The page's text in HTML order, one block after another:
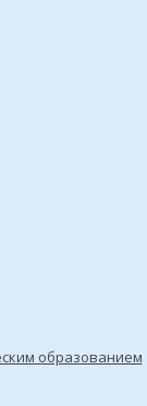
образованием